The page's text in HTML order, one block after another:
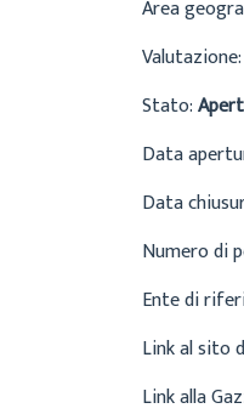
Area
Valutazione:
Stato:
Data
Data
Numero di
Ente di
Link al sito
Link alla